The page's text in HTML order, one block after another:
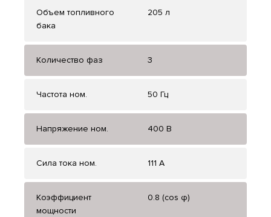
Объем топливного
бака
205 л
Количество фаз 3
Частота ном. 50 Гц
Напряжение ном. 400 В
Сила тока ном. 111 А
Коэффициент
мощности
0.8 (cos φ)